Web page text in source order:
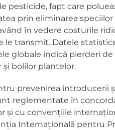
pesticide, fapt care
prin eliminarea speciilor
în vedere costurile
transmit. Datele
globale indică pierderi
și bolilor plantelor.
prevenirea introducerii
reglementate în
și cu convențiile
Internațională pentru